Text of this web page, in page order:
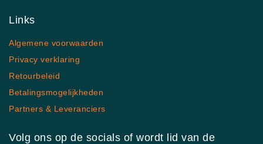
Links
Algemene voorwaarden
Privacy verklaring
Retourbeleid
Betalingsmogelijkheden
Partners & Leveranciers
Volg ons op de socials of wordt lid van de